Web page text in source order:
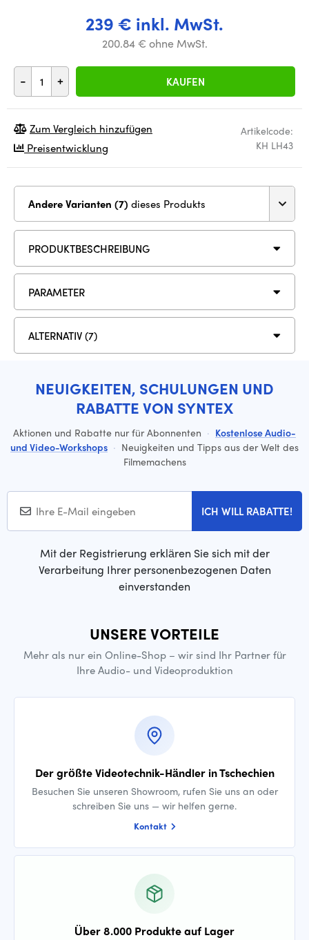
239 € inkl. MwSt.
200.84 € ohne MwSt.
- + KAUFEN
Artikelcode:
KH LH43
Zum Vergleich hinzufügen
Preisentwicklung
Andere Varianten (7) dieses Produkts
PRODUKTBESCHREIBUNG
PARAMETER
ALTERNATIV (7)
NEUIGKEITEN, SCHULUNGEN UND
RABATTE VON SYNTEX
Aktionen und Rabatte nur für Abonnenten · Kostenlose Audio-
und Video-Workshops · Neuigkeiten und Tipps aus der Welt des
Filmemachens
ICH WILL RABATTE!
Mit der Registrierung erklären Sie sich mit der
Verarbeitung Ihrer personenbezogenen Daten
einverstanden
UNSERE VORTEILE
Mehr als nur ein Online-Shop – wir sind Ihr Partner für
Ihre Audio- und Videoproduktion
Der größte Videotechnik-Händler in Tschechien
Besuchen Sie unseren Showroom, rufen Sie uns an oder
schreiben Sie uns — wir helfen gerne.
Kontakt
Über 8.000 Produkte auf Lager